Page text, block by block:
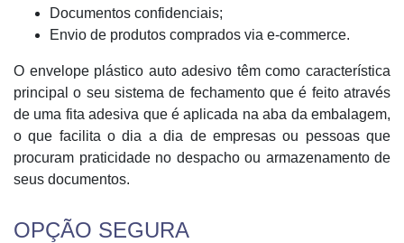
Documentos confidenciais;
Envio de produtos comprados via e-commerce.
O envelope plástico auto adesivo têm como característica
principal o seu sistema de fechamento que é feito através
de uma fita adesiva que é aplicada na aba da embalagem,
o que facilita o dia a dia de empresas ou pessoas que
procuram praticidade no despacho ou armazenamento de
seus documentos.
OPÇÃO SEGURA